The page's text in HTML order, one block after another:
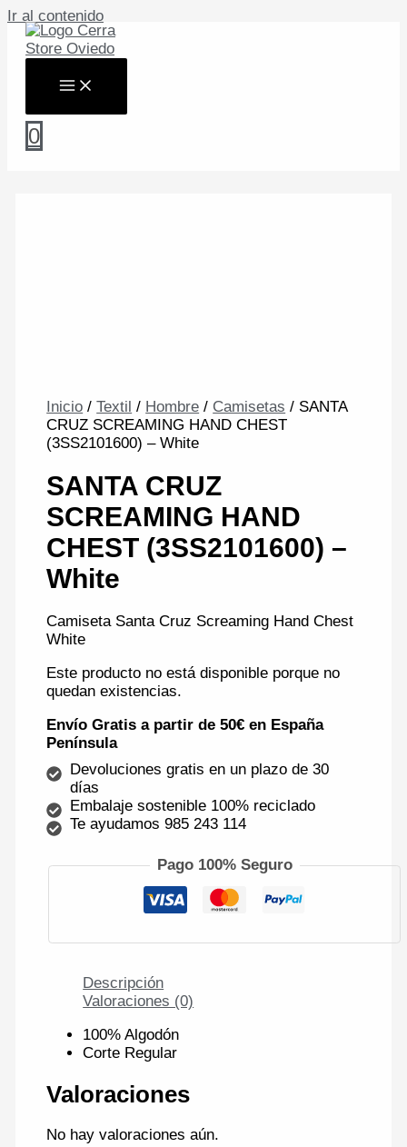
Ir al contenido
0
Inicio /Textil / Hombre / Camisetas / SANTA
CRUZ SCREAMING HAND CHEST
(3SS2101600) – White
SANTA CRUZ
SCREAMING HAND
CHEST (3SS2101600) –
White
Camiseta Santa Cruz Screaming Hand Chest
White
Este producto no está disponible porque no
quedan existencias.
Envío Gratis a partir de 50€ en España
Península
Devoluciones gratis en un plazo de 30
días
Embalaje sostenible 100% reciclado
Te ayudamos 985 243 114
Pago 100% Seguro
Descripción
Valoraciones (0)
100% Algodón
Corte Regular
Valoraciones
No hay valoraciones aún.